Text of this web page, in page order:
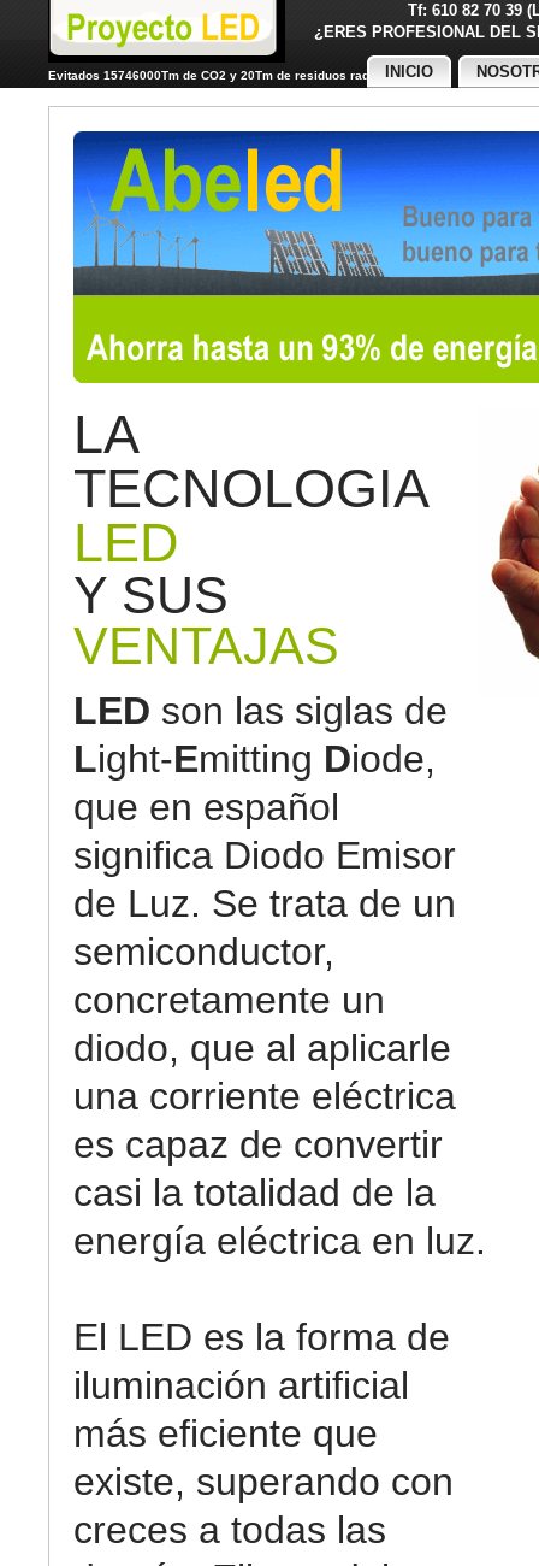
Tf: 610 82 70 39
¿ERES PROFESIONAL
Evitados 15746000Tm de CO2 y 20Tm de residuos radiactivos
INICIO
LA
TECNOLOGIA
LED
Y SUS
VENTAJAS
LED son las siglas de
Light-Emitting Diode,
que en español
significa Diodo Emisor
de Luz. Se trata de un
semiconductor,
concretamente un
diodo, que al aplicarle
una corriente eléctrica
es capaz de convertir
casi la totalidad de la
energía eléctrica en luz.
El LED es la forma de
iluminación artificial
más eficiente que
existe, superando con
creces a todas las